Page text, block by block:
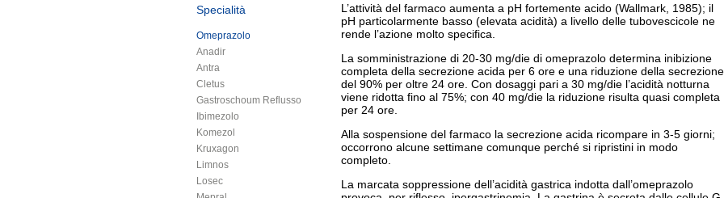
Specialità
Omeprazolo
Anadir
Antra
Cletus
Gastroschoum Reflusso
Ibimezolo
Komezol
Kruxagon
Limnos
Losec
L’attività del farmaco aumenta a pH fortemente acido (Wallmark, 1985); il
pH particolarmente basso (elevata acidità) a livello delle tubovescicole ne
rende l’azione molto specifica.
La somministrazione di 20-30 mg/die di omeprazolo determina inibizione
completa della secrezione acida per 6 ore e una riduzione della secrezione
del 90% per oltre 24 ore. Con dosaggi pari a 30 mg/die l’acidità notturna
viene ridotta fino al 75%; con 40 mg/die la riduzione risulta quasi completa
per 24 ore.
Alla sospensione del farmaco la secrezione acida ricompare in 3-5 giorni;
occorrono alcune settimane comunque perché si ripristini in modo
completo.
La marcata soppressione dell’acidità gastrica indotta dall’omeprazolo